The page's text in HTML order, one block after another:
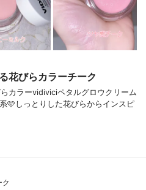
花びらカラーチーク
カラーvidiviciペタルグロウクリーム
🩷しっとりした花びらからインスピ